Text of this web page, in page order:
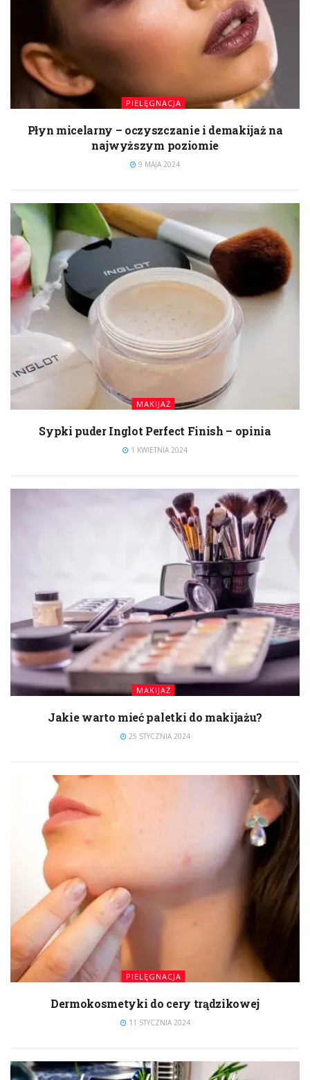
PIELĘGNACJA
Płyn micelarny – oczyszczanie i demakijaż na
najwyższym poziomie
9 MAJA 2024
MAKIJAŻ
Sypki puder Inglot Perfect Finish – opinia
1 KWIETNIA 2024
MAKIJAŻ
Jakie warto mieć paletki do makijażu?
25 STYCZNIA 2024
PIELĘGNACJA
Dermokosmetyki do cery trądzikowej
11 STYCZNIA 2024